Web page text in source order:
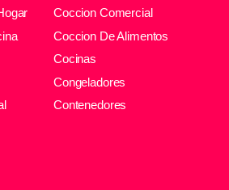
Coccion Comercial
Coccion De Alimentos
Cocinas
Congeladores
Contenedores